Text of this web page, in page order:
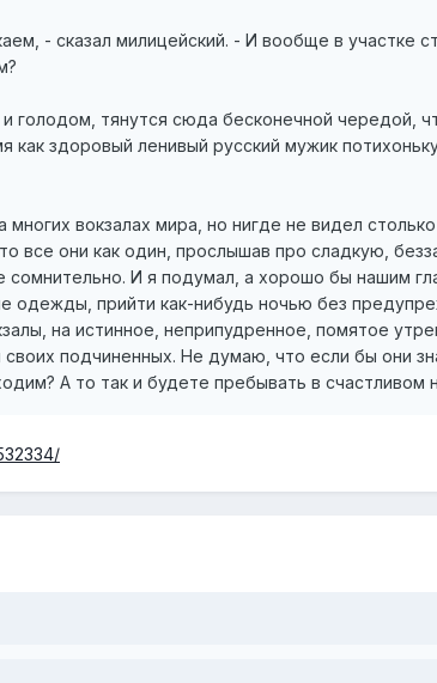
- сказал милицейский. - И вообще в участке
голодом, тянутся сюда бесконечной чередой,
как здоровый ленивый русский мужик
вокзалах мира, но нигде не видел
все они как один, прослышав про сладкую,
сомнительно. И я подумал, а хорошо бы нашим
одежды, прийти как-нибудь ночью без
на истинное, неприпудренное, помятое
подчиненных. Не думаю, что если бы они
А то так и будете пребывать в счастливом